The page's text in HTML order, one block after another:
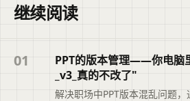
继续阅读
01
PPT的版本管理——你电脑
_v3_真的不改了"
解决职场中PPT版本混乱问题，